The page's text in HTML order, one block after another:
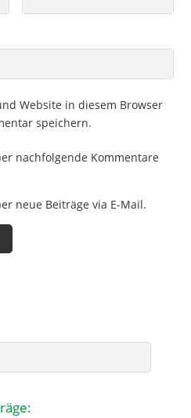
Website in diesem Browser
speichern.
nachfolgende Kommentare
neue Beiträge via E-Mail.